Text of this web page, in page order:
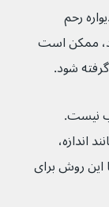
رحم
دارید بچه‌دار شوید، ممکن است
شود.
نیست.
اندازه،
که آیا این روش برای